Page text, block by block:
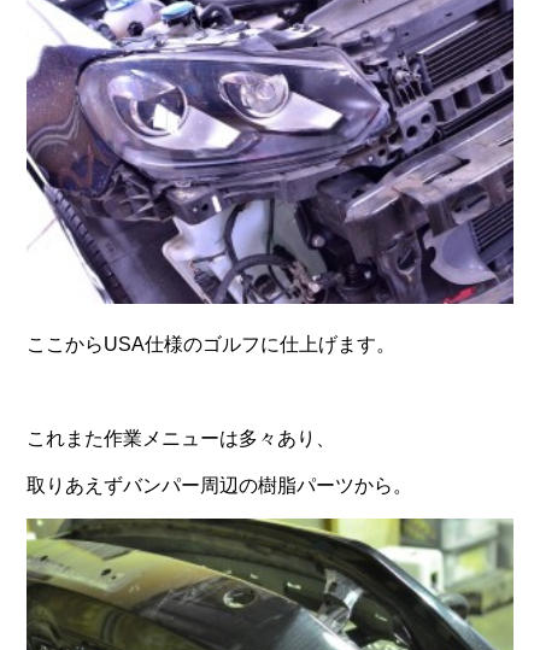
ここからUSA仕様のゴルフに仕上げます。
これまた作業メニューは多々あり、
取りあえずバンパー周辺の樹脂パーツから。